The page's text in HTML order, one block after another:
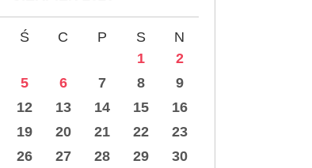
Ś C P S
N
1
2
5 6 7 8
9
12 13 14 15
16
19 20 21 22
23
26 27 28 29
30